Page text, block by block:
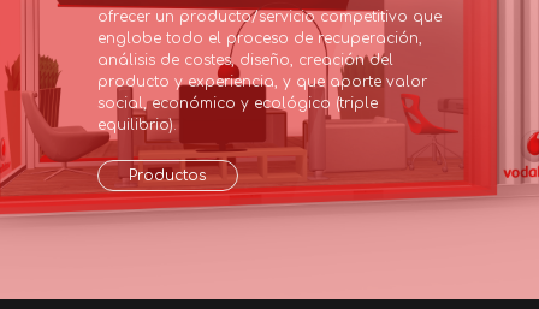
ofrecer un producto/servicio competitivo que
englobe todo el proceso de recuperación,
análisis de costes, diseño, creación del
producto y experiencia, y que aporte valor
social, económico y ecológico (triple
equilibrio).
Productos